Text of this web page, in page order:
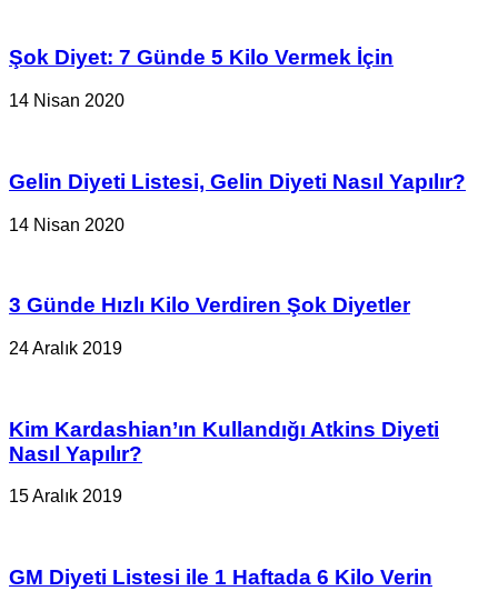
Şok Diyet: 7 Günde 5 Kilo Vermek İçin
14 Nisan 2020
Gelin Diyeti Listesi, Gelin Diyeti Nasıl Yapılır?
14 Nisan 2020
3 Günde Hızlı Kilo Verdiren Şok Diyetler
24 Aralık 2019
Kim Kardashian’ın Kullandığı Atkins Diyeti
Nasıl Yapılır?
15 Aralık 2019
GM Diyeti Listesi ile 1 Haftada 6 Kilo Verin